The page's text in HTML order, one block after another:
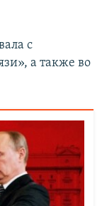
с
а также во